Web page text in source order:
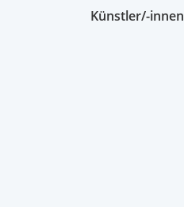
Künstler/-innen